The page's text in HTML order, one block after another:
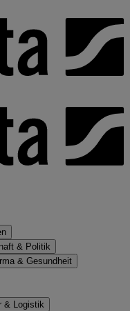
& Politik
& Gesundheit
& Logistik